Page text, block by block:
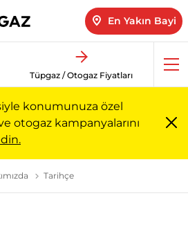
En Yakın Bayi
Tüpgaz / Otogaz Fiyatları
konumunuza özel
otogaz kampanyalarını
- Misyon, Değerler ve Vizyon | İpragaz
İpragaz Hakkında: Güçlü Geçmiş,
Tarihçe